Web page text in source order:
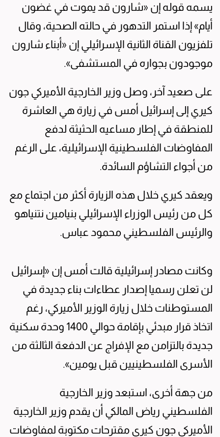
يسمه قوله إن «شارون قد يموت في غضون
أيام» إذا استمر التدهور في حالته الصحية، وقال
تلفزيون القناة الثانية الإسرائيلي إن «أبناء شارون
موجودون بجواره في المستشفى».
على صعيد آخر، وصل وزير الخارجية الأميركي جون
كيري إلى إسرائيل أمس في زيارة هي العاشرة
للمنطقة في إطار مساعيه الحثيثة لدفع
المفاوضات الفلسطينية الإسرائيلية، على الرغم
من أجواء التشاؤم السائدة.
ويعقد كيري خلال هذه الزيارة أكثر من اجتماع مع
كل من رئيس الوزراء الإسرائيلي بنيامين نتنياهو
والرئيس الفلسطيني محمود عباس.
وكانت مصادر إسرائيلية قالت أمس إن «إسرائيل
لن تعلن رسميا إصدار عطاءات بناء جديدة في
المستوطنات خلال زيارة الوزير الأميركي، رغم
اتخاذ قرار مبدئي بإقامة حوالي 1400 وحدة سكنية
جديدة بالتزامن مع الإفراج عن الدفعة الثالثة من
الأسرى الفلسطينيين قبل يومين».
من جهة أخرى، استبعد وزير الخارجية
الفلسطيني رياض المالكي أن يقدم وزير الخارجية
الأميركي جون كيري مقترحات مكتوبة لمفاوضات